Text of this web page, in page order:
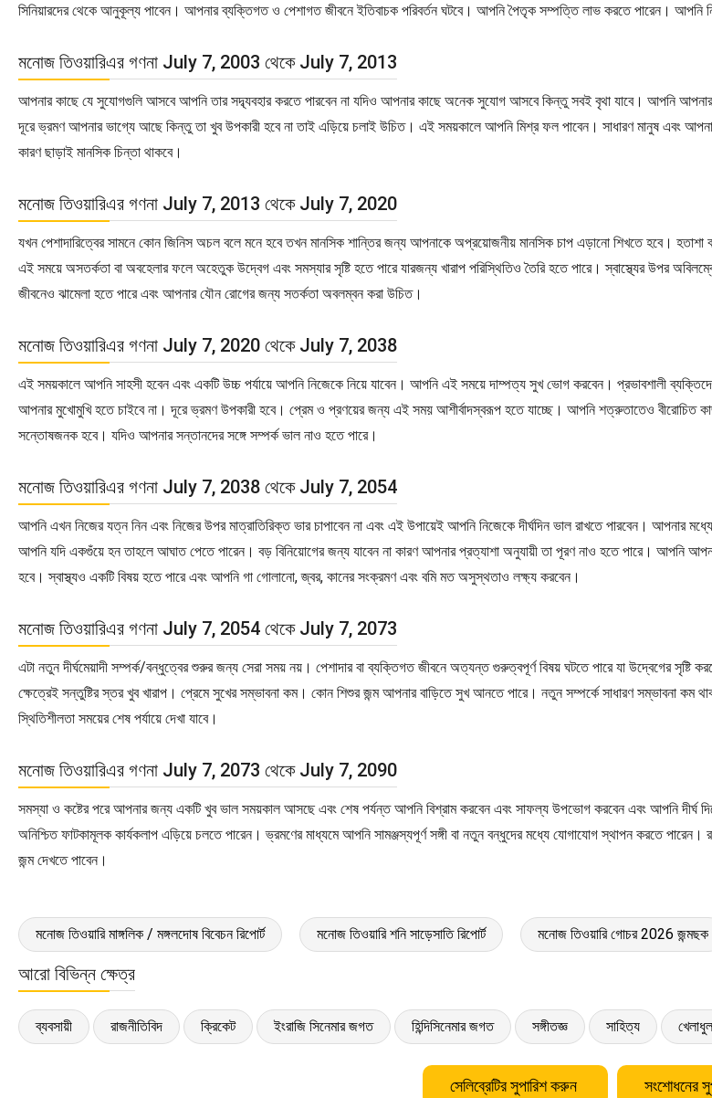
সিনিয়ারদের থেকে আনুকূল্য পাবেন। আপনার ব্যক্তিগত ও পেশাগত জীবনে ইতিবাচক পরিবর্তন ঘটবে। আপনি পৈতৃক সম্পত্তি লাভ করতে পারেন। আপনি
মনোজ তিওয়ারিএর গণনা July 7, 2003 থেকে July 7, 2013
আপনার কাছে যে সুযোগগুলি আসবে আপনি তার সদ্ব্যবহার করতে পারবেন না যদিও আপনার কাছে অনেক সুযোগ আসবে কিন্তু সবই বৃথা যাবে। আপনি আপনার
দূরে ভ্রমণ আপনার ভাগ্যে আছে কিন্তু তা খুব উপকারী হবে না তাই এড়িয়ে চলাই উচিত। এই সময়কালে আপনি মিশ্র ফল পাবেন। সাধারণ মানুষ এবং
কারণ ছাড়াই মানসিক চিন্তা থাকবে।
মনোজ তিওয়ারিএর গণনা July 7, 2013 থেকে July 7, 2020
যখন পেশাদারিত্বের সামনে কোন জিনিস অচল বলে মনে হবে তখন মানসিক শান্তির জন্য আপনাকে অপ্রয়োজনীয় মানসিক চাপ এড়ানো শিখতে হবে। হতাশা
এই সময়ে অসতর্কতা বা অবহেলার ফলে অহেতুক উদ্বেগ এবং সমস্যার সৃষ্টি হতে পারে যারজন্য খারাপ পরিস্থিতিও তৈরি হতে পারে। স্বাস্থ্যের উপর
জীবনেও ঝামেলা হতে পারে এবং আপনার যৌন রোগের জন্য সতর্কতা অবলম্বন করা উচিত।
মনোজ তিওয়ারিএর গণনা July 7, 2020 থেকে July 7, 2038
এই সময়কালে আপনি সাহসী হবেন এবং একটি উচ্চ পর্যায়ে আপনি নিজেকে নিয়ে যাবেন। আপনি এই সময়ে দাম্পত্য সুখ ভোগ করবেন। প্রভাবশালী
আপনার মুখোমুখি হতে চাইবে না। দূরে ভ্রমণ উপকারী হবে। প্রেম ও প্রণয়ের জন্য এই সময় আশীর্বাদস্বরূপ হতে যাচ্ছে। আপনি শত্রুতাতেও বীরোচিত
সন্তোষজনক হবে। যদিও আপনার সন্তানদের সঙ্গে সম্পর্ক ভাল নাও হতে পারে।
মনোজ তিওয়ারিএর গণনা July 7, 2038 থেকে July 7, 2054
আপনি এখন নিজের যত্ন নিন এবং নিজের উপর মাত্রাতিরিক্ত ভার চাপাবেন না এবং এই উপায়েই আপনি নিজেকে দীর্ঘদিন ভাল রাখতে পারবেন। আপনার
আপনি যদি একগুঁয়ে হন তাহলে আঘাত পেতে পারেন। বড় বিনিয়োগের জন্য যাবেন না কারণ আপনার প্রত্যাশা অনুযায়ী তা পূরণ নাও হতে পারে। আপনি
হবে। স্বাস্থ্যও একটি বিষয় হতে পারে এবং আপনি গা গোলানো, জ্বর, কানের সংক্রমণ এবং বমি মত অসুস্থতাও লক্ষ্য করবেন।
মনোজ তিওয়ারিএর গণনা July 7, 2054 থেকে July 7, 2073
এটা নতুন দীর্ঘমেয়াদী সম্পর্ক/বন্ধুত্বের শুরুর জন্য সেরা সময় নয়। পেশাদার বা ব্যক্তিগত জীবনে অত্যন্ত গুরুত্বপূর্ণ বিষয় ঘটতে পারে যা উদ্বেগের সৃষ্টি
ক্ষেত্রেই সন্তুষ্টির স্তর খুব খারাপ। প্রেমে সুখের সম্ভাবনা কম। কোন শিশুর জন্ম আপনার বাড়িতে সুখ আনতে পারে। নতুন সম্পর্কে সাধারণ সম্ভাবনা কম
স্থিতিশীলতা সময়ের শেষ পর্যায়ে দেখা যাবে।
মনোজ তিওয়ারিএর গণনা July 7, 2073 থেকে July 7, 2090
সমস্যা ও কষ্টের পরে আপনার জন্য একটি খুব ভাল সময়কাল আসছে এবং শেষ পর্যন্ত আপনি বিশ্রাম করবেন এবং সাফল্য উপভোগ করবেন এবং আপনি দীর্ঘ
অনিশ্চিত ফাটকামূলক কার্যকলাপ এড়িয়ে চলতে পারেন। ভ্রমণের মাধ্যমে আপনি সামঞ্জস্যপূর্ণ সঙ্গী বা নতুন বন্ধুদের মধ্যে যোগাযোগ স্থাপন করতে
জন্ম দেখতে পাবেন।
মনোজ তিওয়ারি মাঙ্গলিক / মঙ্গলদোষ বিবেচন রিপোর্ট মনোজ তিওয়ারি শনি সাড়েসাতি রিপোর্ট মনোজ তিওয়ারি গোচর 2026 জন্মছক
আরো বিভিন্ন ক্ষেত্র
ব্যবসায়ী রাজনীতিবিদ ক্রিকেট ইংরাজি সিনেমার জগত হিন্দিসিনেমার জগত সঙ্গীতজ্ঞ সাহিত্য
সেলিব্রেটির সুপারিশ করুন সংশোধনের